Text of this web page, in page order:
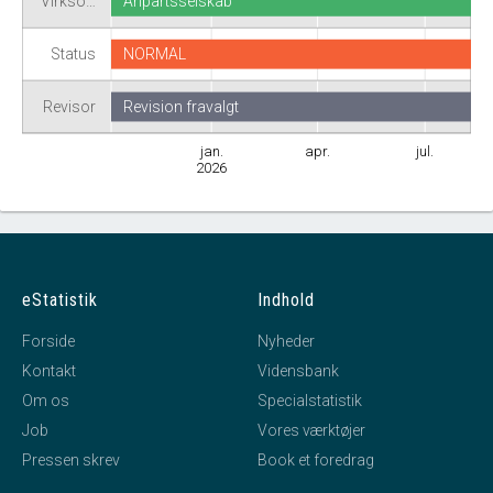
Status
Revisor
jan.
2026
apr. jul.
NORMAL
Revision fravalgt
eStatistik
Forside
Kontakt
Om os
Job
Pressen skrev
Indhold
Nyheder
Vidensbank
Specialstatistik
Vores værktøjer
Book et foredrag